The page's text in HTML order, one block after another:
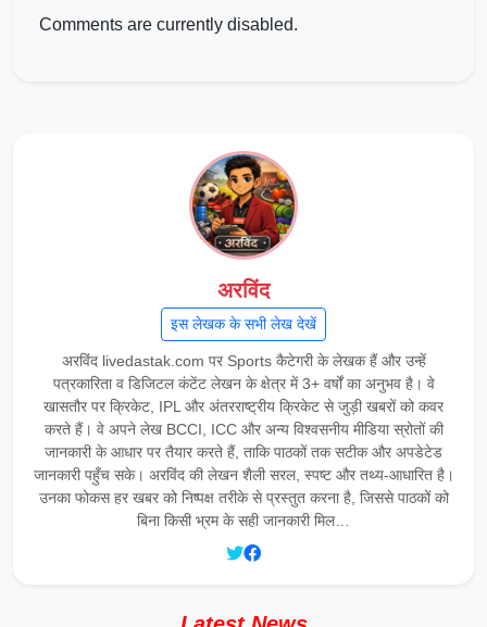
Comments are currently disabled.
अरविंद
इस लेखक के सभी लेख देखें
अरविंद livedastak.com पर Sports कैटेगरी के लेखक हैं और उन्हें
पत्रकारिता व डिजिटल कंटेंट लेखन के क्षेत्र में 3+ वर्षों का अनुभव है। वे
खासतौर पर क्रिकेट, IPL और अंतरराष्ट्रीय क्रिकेट से जुड़ी खबरों को कवर
करते हैं। वे अपने लेख BCCI, ICC और अन्य विश्वसनीय मीडिया स्रोतों की
जानकारी के आधार पर तैयार करते हैं, ताकि पाठकों तक सटीक और अपडेटेड
जानकारी पहुँच सके। अरविंद की लेखन शैली सरल, स्पष्ट और तथ्य-आधारित है।
उनका फोकस हर खबर को निष्पक्ष तरीके से प्रस्तुत करना है, जिससे पाठकों को
बिना किसी भ्रम के सही जानकारी मिल…